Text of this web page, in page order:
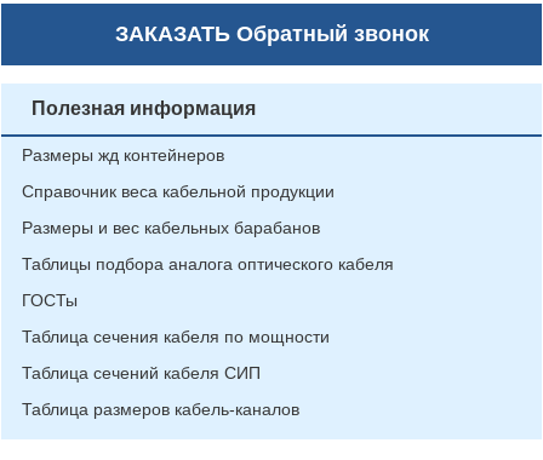
ЗАКАЗАТЬОбратный звонок
Полезная информация
Размеры жд контейнеров
Справочник веса кабельной продукции
Размеры и вес кабельных барабанов
Таблицы подбора аналога оптического кабеля
ГОСТы
Таблица сечения кабеля по мощности
Таблица сечений кабеля СИП
Таблица размеров кабель-каналов